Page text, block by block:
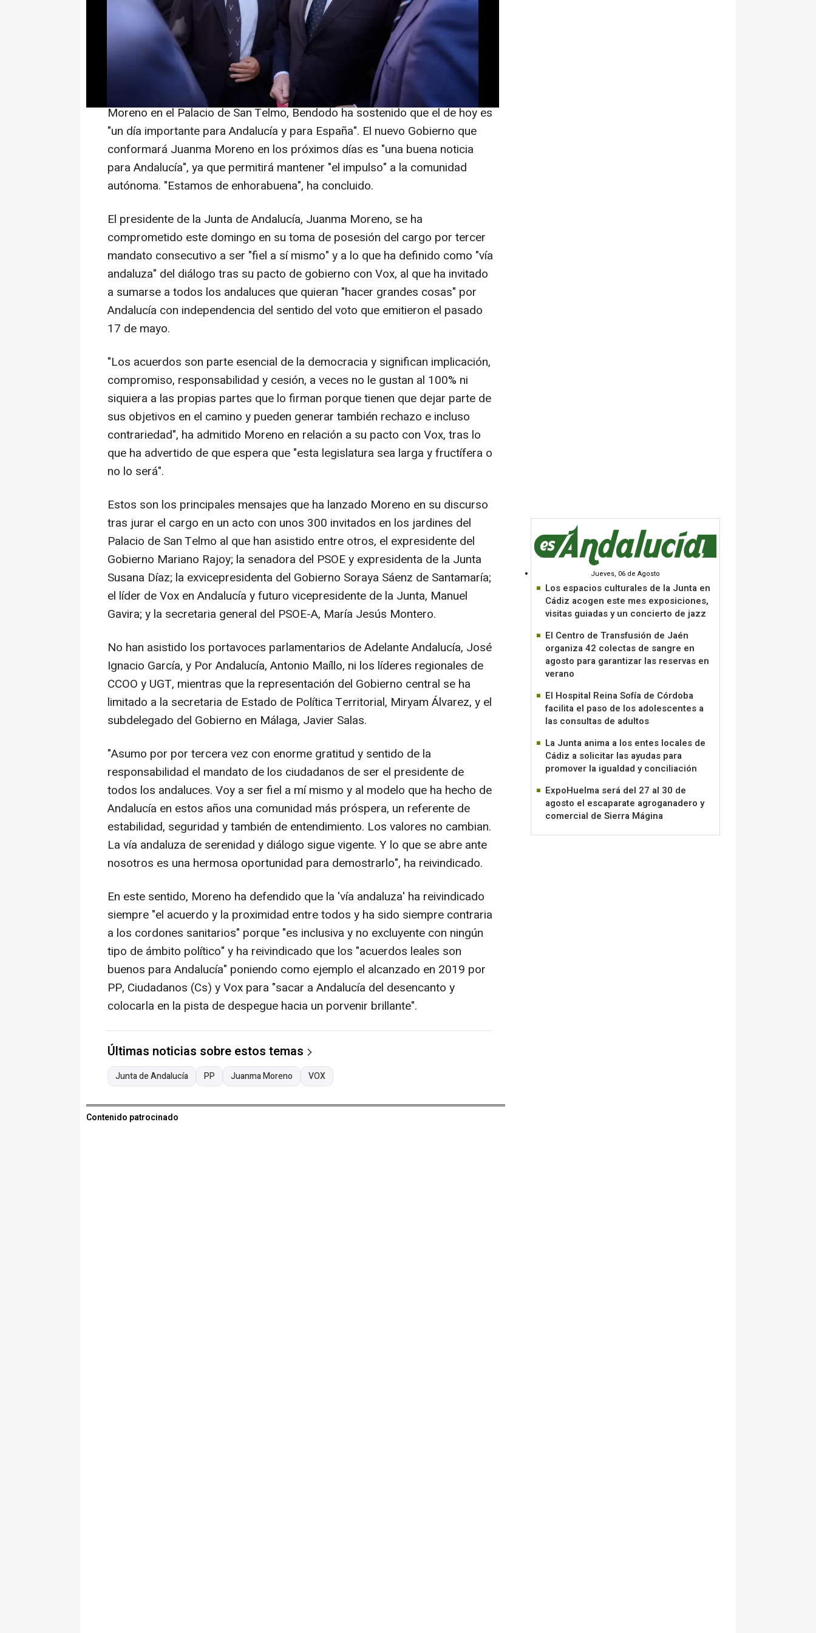
Elías Bendodo, ha destacado este domingo que la tercera legislatura de
Juanma Moreno al frente de la Presidencia de la Junta de Andalucía tras
pactar con Vox un acuerdo de Gobierno es el "ejemplo de anteponer" los
intereses de los andaluces a la "táctica partidista".
En declaraciones a los medios con motivo de la toma de posesión de
Moreno en el Palacio de San Telmo, Bendodo ha sostenido que el de hoy es
"un día importante para Andalucía y para España". El nuevo Gobierno que
conformará Juanma Moreno en los próximos días es "una buena noticia
para Andalucía", ya que permitirá mantener "el impulso" a la comunidad
autónoma. "Estamos de enhorabuena", ha concluido.
El presidente de la Junta de Andalucía, Juanma Moreno, se ha
comprometido este domingo en su toma de posesión del cargo por tercer
mandato consecutivo a ser "fiel a sí mismo" y a lo que ha definido como "vía
andaluza" del diálogo tras su pacto de gobierno con Vox, al que ha invitado
a sumarse a todos los andaluces que quieran "hacer grandes cosas" por
Andalucía con independencia del sentido del voto que emitieron el pasado
17 de mayo.
"Los acuerdos son parte esencial de la democracia y significan implicación,
compromiso, responsabilidad y cesión, a veces no le gustan al 100% ni
siquiera a las propias partes que lo firman porque tienen que dejar parte de
sus objetivos en el camino y pueden generar también rechazo e incluso
contrariedad", ha admitido Moreno en relación a su pacto con Vox, tras lo
que ha advertido de que espera que "esta legislatura sea larga y fructífera o
no lo será".
Estos son los principales mensajes que ha lanzado Moreno en su discurso
tras jurar el cargo en un acto con unos 300 invitados en los jardines del
Palacio de San Telmo al que han asistido entre otros, el expresidente del
Gobierno Mariano Rajoy; la senadora del PSOE y expresidenta de la Junta
Susana Díaz; la exvicepresidenta del Gobierno Soraya Sáenz de Santamaría;
el líder de Vox en Andalucía y futuro vicepresidente de la Junta, Manuel
Gavira; y la secretaria general del PSOE-A, María Jesús Montero.
No han asistido los portavoces parlamentarios de Adelante Andalucía, José
Ignacio García, y Por Andalucía, Antonio Maíllo, ni los líderes regionales de
CCOO y UGT, mientras que la representación del Gobierno central se ha
limitado a la secretaria de Estado de Política Territorial, Miryam Álvarez, y el
subdelegado del Gobierno en Málaga, Javier Salas.
"Asumo por por tercera vez con enorme gratitud y sentido de la
responsabilidad el mandato de los ciudadanos de ser el presidente de
todos los andaluces. Voy a ser fiel a mí mismo y al modelo que ha hecho de
Andalucía en estos años una comunidad más próspera, un referente de
estabilidad, seguridad y también de entendimiento. Los valores no cambian.
La vía andaluza de serenidad y diálogo sigue vigente. Y lo que se abre ante
nosotros es una hermosa oportunidad para demostrarlo", ha reivindicado.
En este sentido, Moreno ha defendido que la 'vía andaluza' ha reivindicado
siempre "el acuerdo y la proximidad entre todos y ha sido siempre contraria
a los cordones sanitarios" porque "es inclusiva y no excluyente con ningún
tipo de ámbito político" y ha reivindicado que los "acuerdos leales son
buenos para Andalucía" poniendo como ejemplo el alcanzado en 2019 por
PP, Ciudadanos (Cs) y Vox para "sacar a Andalucía del desencanto y
colocarla en la pista de despegue hacia un porvenir brillante".
Últimas noticias sobre estos temas
Junta de Andalucía PP Juanma Moreno VOX
Contenido patrocinado
Jueves, 06 de Agosto
Los espacios culturales de la Junta en
Cádiz acogen este mes exposiciones,
visitas guiadas y un concierto de jazz
El Centro de Transfusión de Jaén
organiza 42 colectas de sangre en
agosto para garantizar las reservas en
verano
El Hospital Reina Sofía de Córdoba
facilita el paso de los adolescentes a
las consultas de adultos
La Junta anima a los entes locales de
Cádiz a solicitar las ayudas para
promover la igualdad y conciliación
ExpoHuelma será del 27 al 30 de
agosto el escaparate agroganadero y
comercial de Sierra Mágina